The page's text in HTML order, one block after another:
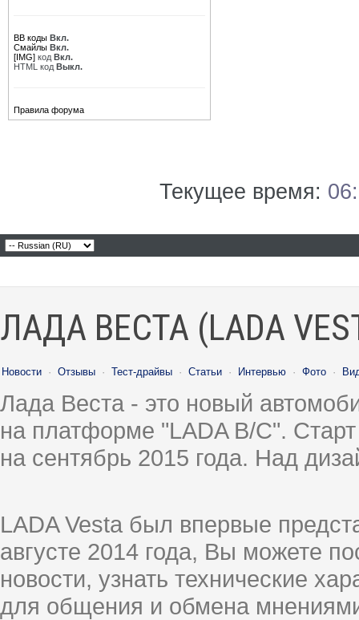
BB коды Вкл.
Смайлы Вкл.
[IMG] код Вкл.
HTML код Выкл.
Правила форума
Текущее время:
ЛАДА ВЕСТА (LADA
Новости · Отзывы · Тест-драйвы · Статьи · Интервью · Фото ·
Лада Веста - это новый
на платформе "LADA B/C".
на сентябрь 2015 года. Над
LADA Vesta был впервые
августе 2014 года, Вы можете
новости, узнать технические
для общения и обмена